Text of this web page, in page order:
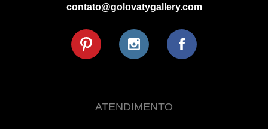
contato@golovatygallery.com
ATENDIMENTO